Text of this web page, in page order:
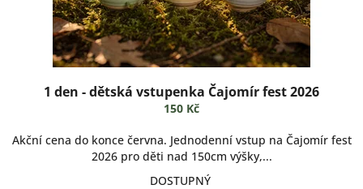
1 den - dětská vstupenka Čajomír fest 2026
150 Kč
Akční cena do konce června. Jednodenní vstup na Čajomír fest
2026 pro děti nad 150cm výšky,...
DOSTUPNÝ